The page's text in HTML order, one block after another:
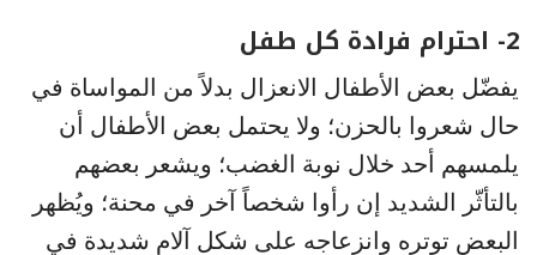
2- احترام فرادة كل طفل
يفضّل بعض الأطفال الانعزال بدلاً من المواساة في
حال شعروا بالحزن؛ ولا يحتمل بعض الأطفال أن
يلمسهم أحد خلال نوبة الغضب؛ ويشعر بعضهم
بالتأثّر الشديد إن رأوا شخصاً آخر في محنة؛ ويُظهر
البعض توتره وانزعاجه على شكل آلام شديدة في